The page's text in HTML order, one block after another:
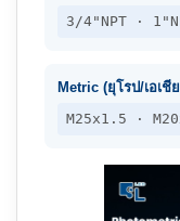
3/4"NPT ·
Metric (ยุโรป/เอเชี
M25x1.5 ·